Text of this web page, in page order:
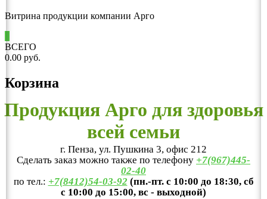
Витрина продукции компании Арго
ВСЕГО
0.00 руб.
Корзина
Продукция Арго для здоровья
всей семьи
г. Пенза, ул. Пушкина 3, офис 212
Сделать заказ можно также по телефону +7(967)445-
02-40
по тел.: +7(8412)54-03-92 (пн.-пт. с 10:00 до 18:30, сб
с 10:00 до 15:00, вс - выходной)